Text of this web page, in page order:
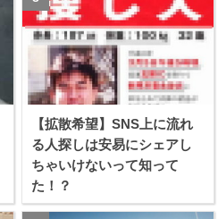
【拡散希望】SNS上に流れ
る人探しは安易にシェアし
ちゃいけないって知って
た！？